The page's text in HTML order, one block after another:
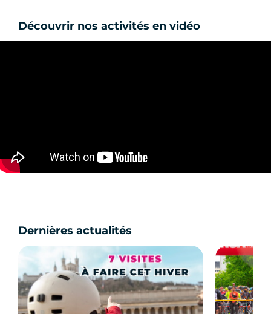
Découvrir nos activités en vidéo
Dernières actualités